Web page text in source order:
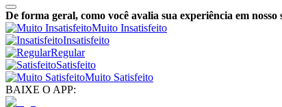
De forma geral, como você avalia sua experiência em nosso
Muito Insatisfeito
Insatisfeito
Regular
Satisfeito
Muito Satisfeito
BAIXE O APP: